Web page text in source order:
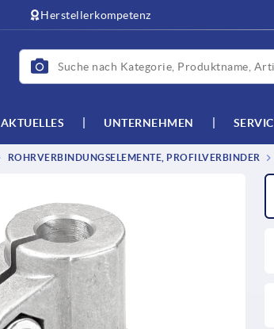
Herstellerkompetenz
AKTUELLES UNTERNEHMEN
ROHRVERBINDUNGSELEMENTE, PROFILVERBINDER